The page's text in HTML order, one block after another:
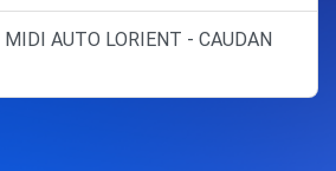
AUTO LORIENT - CAUDAN